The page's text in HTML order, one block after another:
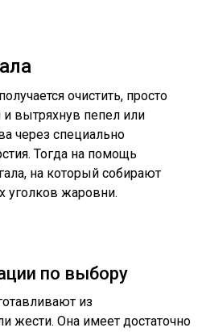
очистить, просто
вытряхнув пепел или
через специально
Тогда на помощь
на который собирают
уголков жаровни.
по выбору
из
жести. Она имеет достаточно